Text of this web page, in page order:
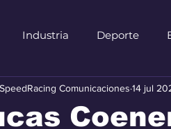
Industria Deporte
SpeedRacing Comunicaciones 14 jul